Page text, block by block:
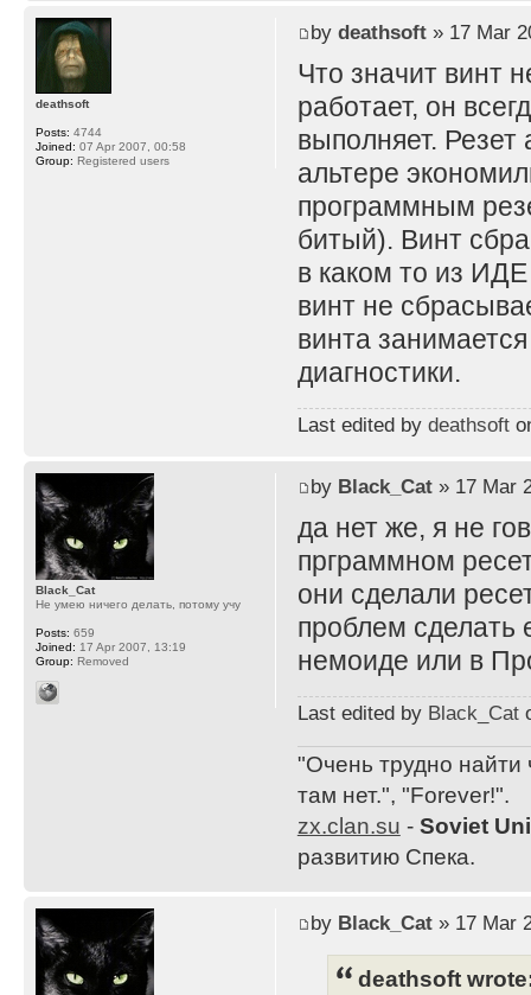
by deathsoft» 17 Mar
Что значит винт
работает, он
выполняет.
альтере
программным
битый). Винт
в каком то из
винт не
винта
диагностики.
Last edited by deathsoft
deathsoft
Posts: 4744
Joined: 07 Apr 2007, 00:58
Group: Registered users
by Black_Cat» 17 Mar
да нет же, я не
прграммном
они сделали
проблем сделать
немоиде или в
Last edited by Black_Cat
"Очень трудно найти
там нет.", "Forever!".
zx.clan.su - Soviet
развитию Спека.
Black_Cat
Не умею ничего делать, потому учу
Posts: 659
Joined: 17 Apr 2007, 13:19
Group: Removed
by Black_Cat» 17 Mar
deathsoft